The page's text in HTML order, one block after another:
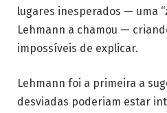
lugares inesperados — uma
Lehmann a chamou —
impossíveis de explicar.
Lehmann foi a primeira a
desviadas poderiam estar